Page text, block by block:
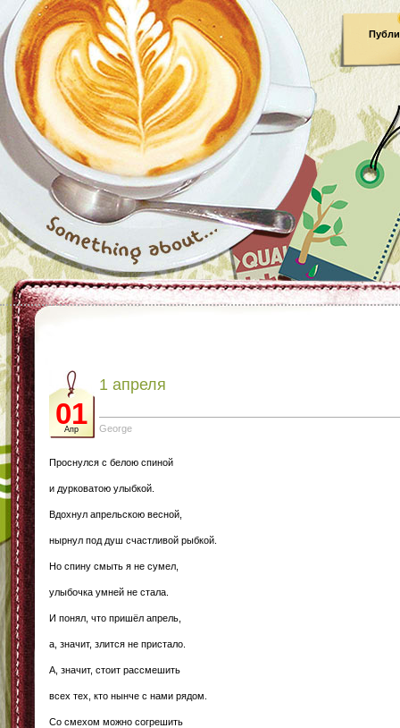
01
Апр
1 апреля
George
Проснулся с белою спиной
и дурковатою улыбкой.
Вдохнул апрельскою весной,
нырнул под душ счастливой рыбкой.
Но спину смыть я не сумел,
улыбочка умней не стала.
И понял, что пришёл апрель,
а, значит, злится не пристало.
А, значит, стоит рассмешить
всех тех, кто нынче с нами рядом.
Со смехом можно согрешить